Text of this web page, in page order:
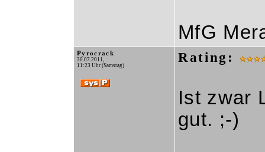
MfG
Pyrocrack
30.07.2011,
11:23 Uhr (Samstag)
Rating:
Ist zwar
gut. ;-)